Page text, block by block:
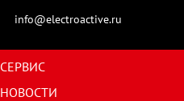
info@electroactive.ru
СЕРВИС
НОВОСТИ